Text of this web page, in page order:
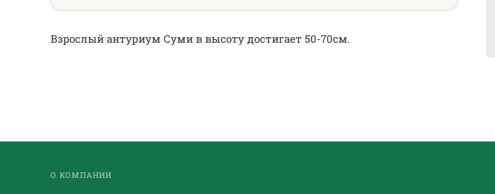
Взрослый антуриум Суми в высоту достигает 50-70см.
О КОМПАНИИ